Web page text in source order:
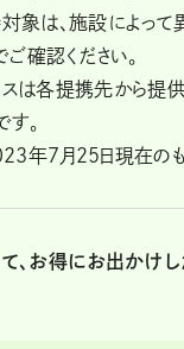
は、施設によって
ご確認ください。
は各提携先から提供
。
年7月25日現在のも
、お得にお出かけ